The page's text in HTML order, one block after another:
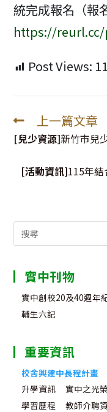
統完成報名（報
https://
Post Views:
Read
more
上一篇文章
[兒少資源]新竹市兒
[活動資訊]115年
Search
for:
實中刊物
實中創校20及40週年
輔生六記
重要資訊
校舍興建中長程計畫
升學資訊
實中之光
學習歷程
教師介聘